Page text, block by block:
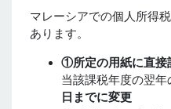
マレーシアでの個人所得
あります。
①所定の用紙に直接
当該課税年度の翌
日までに変更